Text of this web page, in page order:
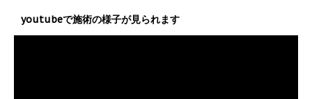
youtubeで施術の様子が見られます